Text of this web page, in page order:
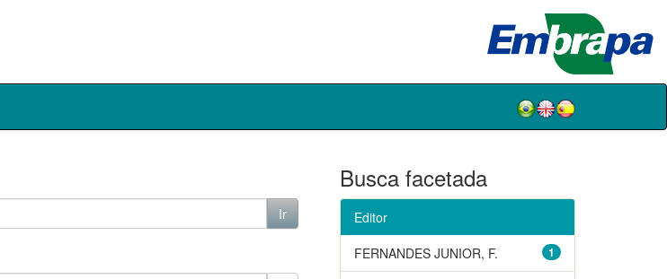
Busca facetada
Editor
1
FERNANDES JUNIOR, F.